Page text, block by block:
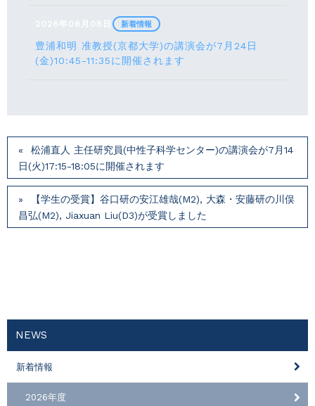
2026年06月08日
豊浦和明 准教授(京都大学)の講演会が7月24⽇
(⾦)10:45-11:35に開催されます
新着情報
松浦直人 主任研究員(中性子科学センター)の講演会が7月14
⽇(火)17:15-18:05に開催されます
【学生の受賞】谷口研の安江雄哉(M2), 大森・安藤研の川俣
昌弘(M2), Jiaxuan Liu(D3)が受賞しました
NEWS
新着情報
2026年度